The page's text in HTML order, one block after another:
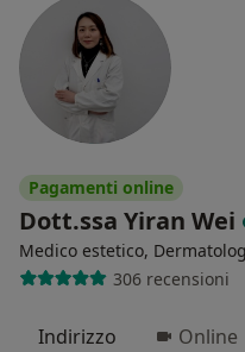
Pagamenti online
Dott.ssa Yiran Wei
Medico estetico,
306 recensioni
Indirizzo Online